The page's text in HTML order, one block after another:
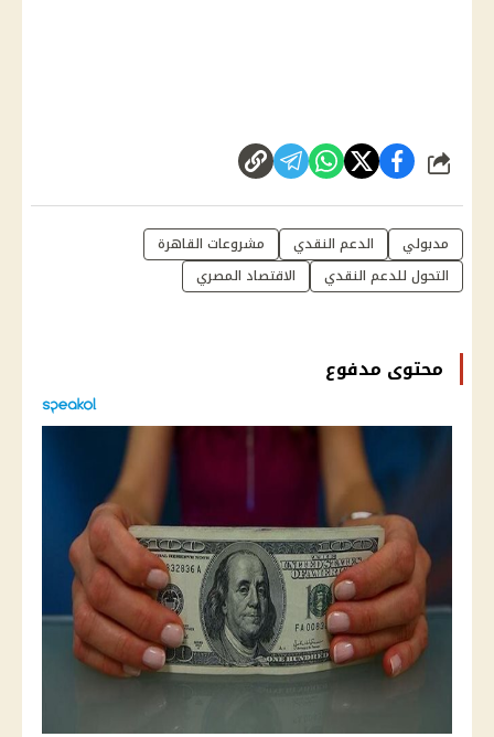
شارك
مدبولي الدعم النقدي
مشروعات القاهرة
التحول للدعم النقدي
الاقتصاد المصري
محتوى مدفوع